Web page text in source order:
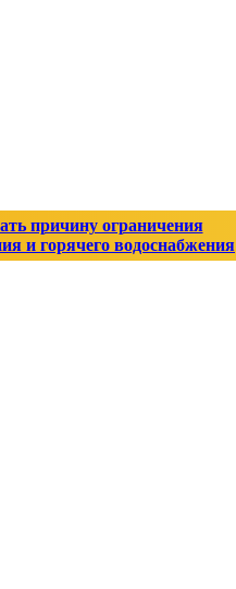
причину ограничения
и горячего водоснабжения